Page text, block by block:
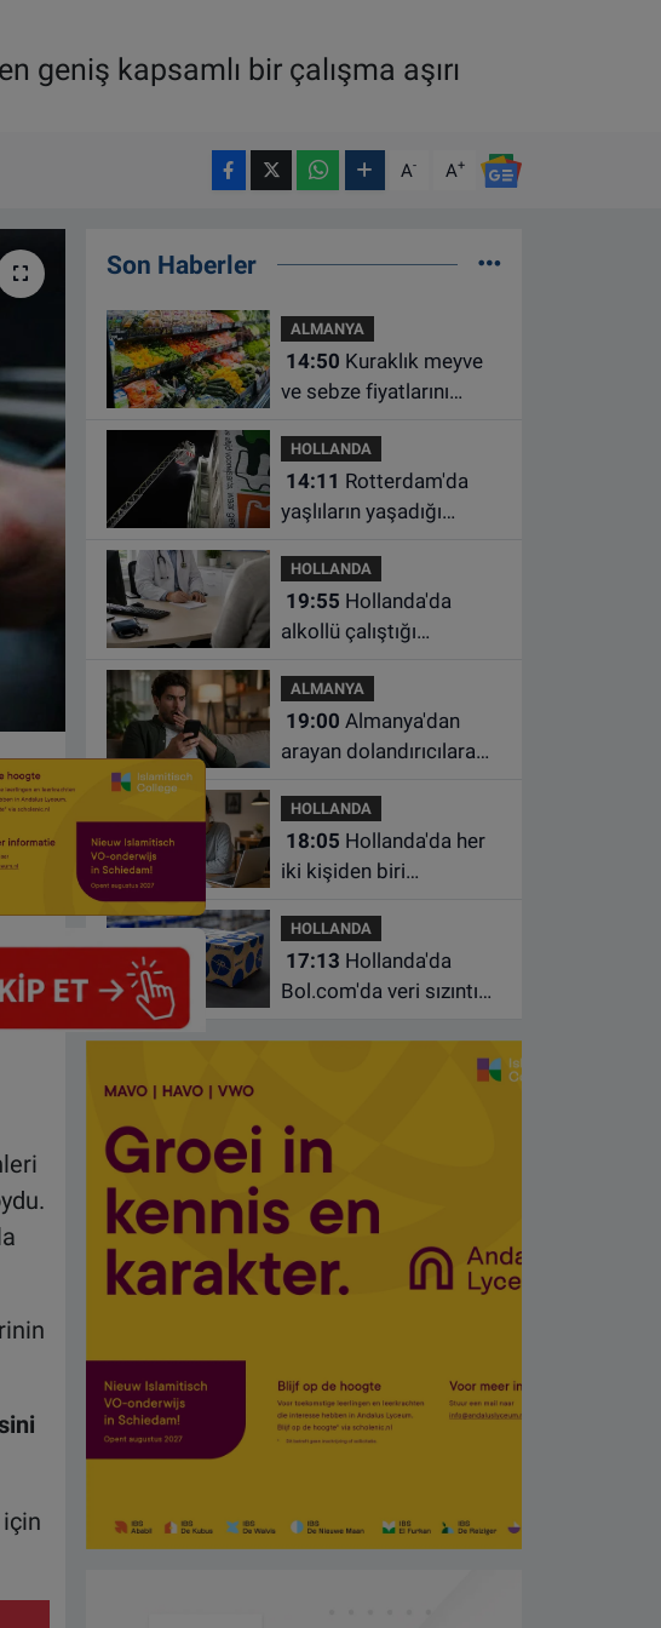
geniş kapsamlı bir çalışma aşırı
A- A+
Son Haberler
ALMANYA
14:50
ve sebze fiyatlarını
artırabilir
HOLLANDA
14:11
yaşlıların yaşadığı
yangında bir kişi öldü
HOLLANDA
19:55
alkollü çalıştığı
çalışma yasağı
ALMANYA
19:00
arayan dolandırıcılara
HOLLANDA
18:05
iki kişiden biri
HOLLANDA
17:13
Bol.com'da veri sızıntısı: